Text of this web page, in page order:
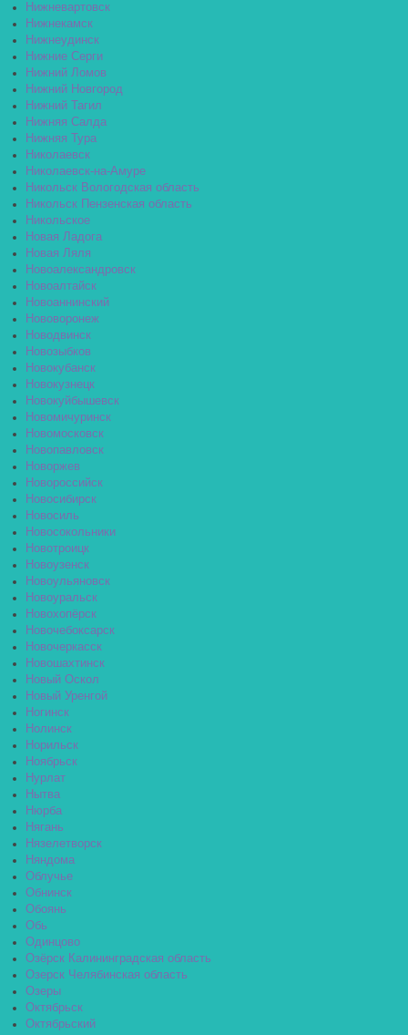
Нижневартовск
Нижнекамск
Нижнеудинск
Нижние Серги
Нижний Ломов
Нижний Новгород
Нижний Тагил
Нижняя Салда
Нижняя Тура
Николаевск
Николаевск-на-Амуре
Никольск Вологодская область
Никольск Пензенская область
Никольское
Новая Ладога
Новая Ляля
Новоалександровск
Новоалтайск
Новоаннинский
Нововоронеж
Новодвинск
Новозыбков
Новокубанск
Новокузнецк
Новокуйбышевск
Новомичуринск
Новомосковск
Новопавловск
Новоржев
Новороссийск
Новосибирск
Новосиль
Новосокольники
Новотроицк
Новоузенск
Новоульяновск
Новоуральск
Новохопёрск
Новочебоксарск
Новочеркасск
Новошахтинск
Новый Оскол
Новый Уренгой
Ногинск
Нолинск
Норильск
Ноябрьск
Нурлат
Нытва
Нюрба
Нягань
Нязелетворск
Няндома
Облучье
Обнинск
Обоянь
Обь
Одинцово
Озёрск Калининградская область
Озерск Челябинская область
Озеры
Октябрьск
Октябрьский